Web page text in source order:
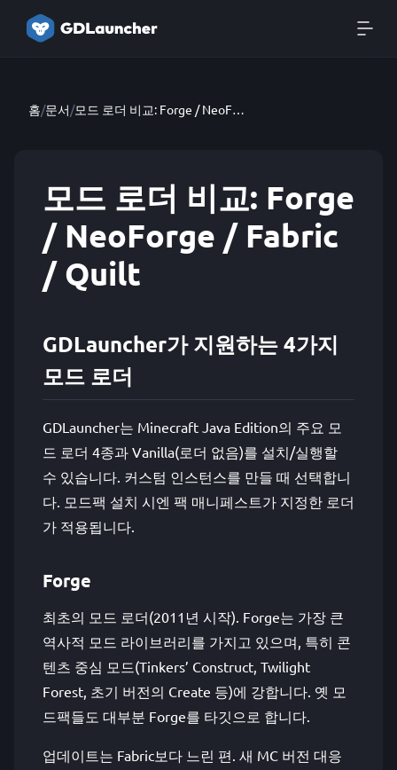
홈/문서/ 모드 로더 비교: Forge / NeoForge / Fabric / Quilt
모드 로더 비교: Forge
/ NeoForge / Fabric
/ Quilt
GDLauncher가 지원하는 4가지
모드 로더
GDLauncher는 Minecraft Java Edition의 주요 모
드 로더 4종과 Vanilla(로더 없음)를 설치/실행할
수 있습니다. 커스텀 인스턴스를 만들 때 선택합니
다. 모드팩 설치 시엔 팩 매니페스트가 지정한 로더
가 적용됩니다.
Forge
최초의 모드 로더(2011년 시작). Forge는 가장 큰
역사적 모드 라이브러리를 가지고 있으며, 특히 콘
텐츠 중심 모드(Tinkers’ Construct, Twilight
Forest, 초기 버전의 Create 등)에 강합니다. 옛 모
드팩들도 대부분 Forge를 타깃으로 합니다.
업데이트는 Fabric보다 느린 편. 새 MC 버전 대응